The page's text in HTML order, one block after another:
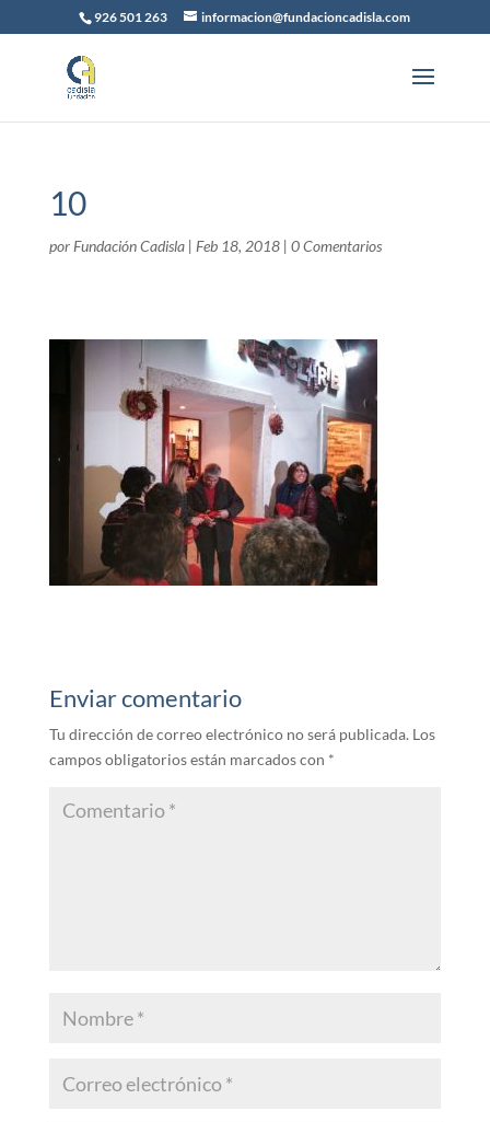
926 501 263 informacion@fundacioncadisla.com
10
por Fundación Cadisla| Feb 18, 2018| 0 Comentarios
Enviar comentario
Tu dirección de correo electrónico no será publicada. Los
campos obligatorios están marcados con *